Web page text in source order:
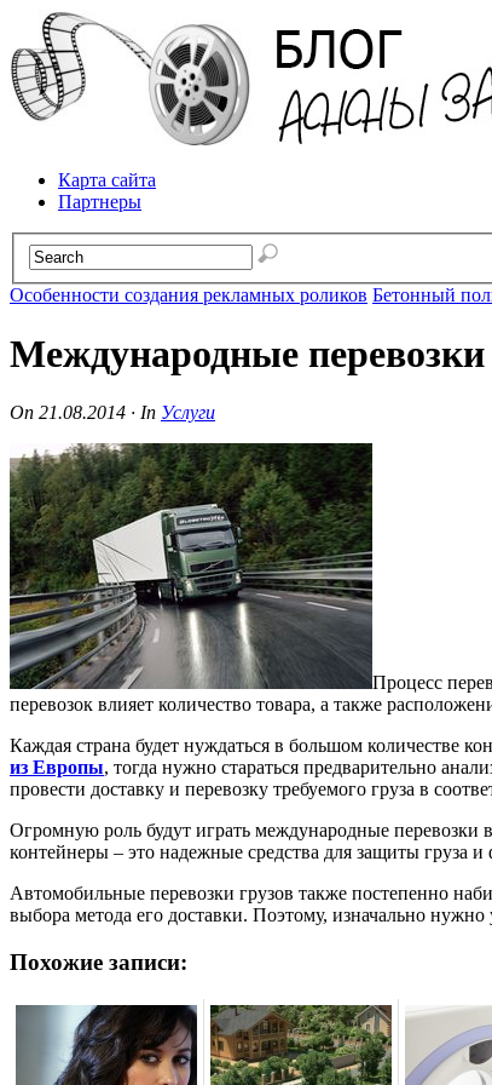
Карта сайта
Партнеры
Особенности создания рекламных роликов Бетонный
Международные перевозки
On 21.08.2014 · In Услуги
Процесс
перевозок влияет количество товара, а также
Каждая страна будет нуждаться в большом количестве
из Европы, тогда нужно стараться предварительно
провести доставку и перевозку требуемого груза в
Огромную роль будут играть международные перевозки
контейнеры – это надежные средства для защиты груза
Автомобильные перевозки грузов также постепенно
выбора метода его доставки. Поэтому, изначально
Похожие записи: